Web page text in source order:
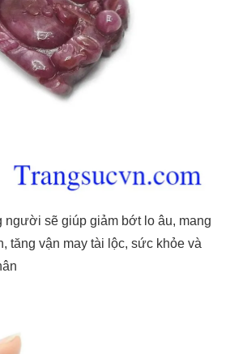
người sẽ giúp giảm bớt lo âu, mang
tăng vận may tài lộc, sức khỏe và